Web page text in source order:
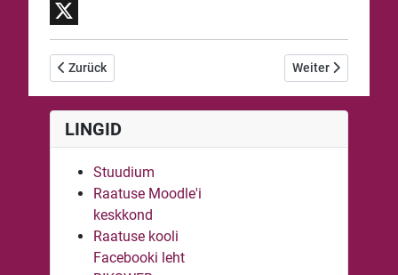
Facebook
X
Vorheriger Beitrag: Raatuse kooli lõpuaktus 2019
Zurück Nächster Beitrag:
Weiter
LINGID
Stuudium
Raatuse Moodle'i
keskkond
Raatuse kooli
Facebooki leht